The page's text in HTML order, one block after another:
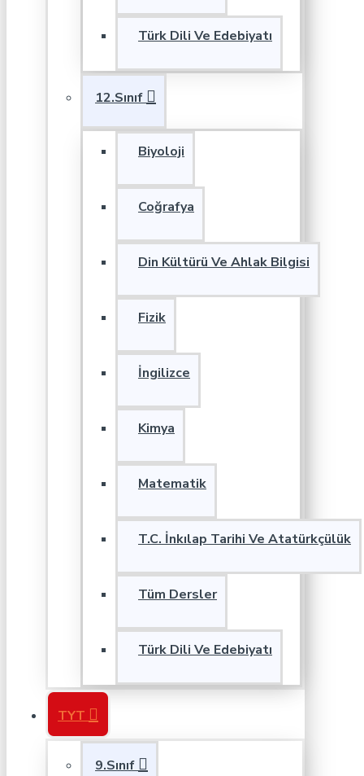
Türk Dili Ve Edebiyatı
12.Sınıf
Biyoloji
Coğrafya
Din Kültürü Ve Ahlak Bilgisi
Fizik
İngilizce
Kimya
Matematik
T.C. İnkılap Tarihi Ve Atatürkçülük
Tüm Dersler
Türk Dili Ve Edebiyatı
TYT
9.Sınıf